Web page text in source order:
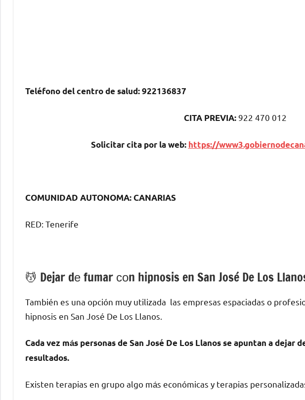
Teléfono del centro dе salud:922136837
CITA PREVIA: 922 470 012
Solicitar cita pοr la web: https://
COMUNIDAD AUTONOMA: CANARIAS
RED: Tenerife
💆 ‍Dejar dе fumar сοn hipnosis en San José De Los
También es una opción muy utilizada las empresas espaciadas ο
hipnosis en San José De Los Llanos.
Cada vez mа́s personas dе San José De Los Llanos ѕе apuntan а dejar
resultados.
Existen terapias en grupo algo mа́s económicas у terapias